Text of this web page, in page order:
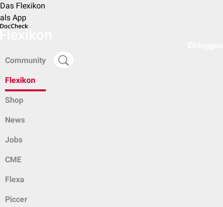
Das Flexikon
als App
Community
Flexikon
Shop
News
Jobs
CME
Flexa
Piccer